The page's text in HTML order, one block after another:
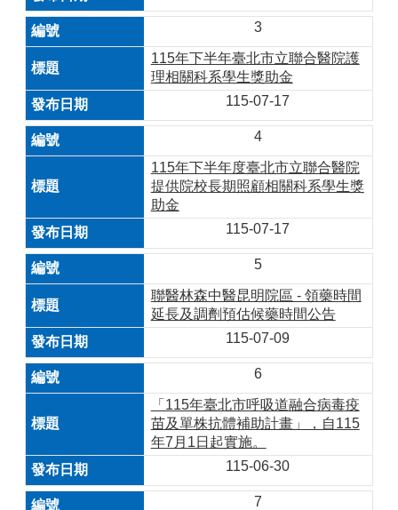
3
115年下半年臺北市立聯合醫院護
理相關科系學生獎助金
115-07-17
4
115年下半年度臺北市立聯合醫院
提供院校長期照顧相關科系學生獎
助金
115-07-17
5
聯醫林森中醫昆明院區 - 領藥時間
延長及調劑預估候藥時間公告
115-07-09
6
「115年臺北市呼吸道融合病毒疫
苗及單株抗體補助計畫」，自115
年7月1日起實施。
115-06-30
7